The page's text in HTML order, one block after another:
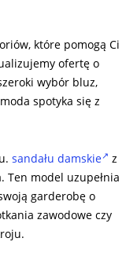
które pomogą Ci
ofertę o
wybór bluz,
spotyka się z
sandału damskie
z
model uzupełnia
garderobę o
zawodowe czy